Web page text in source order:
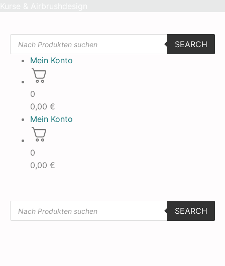
Products
search
SEARCH
Mein Konto
0
0,00 €
Mein Konto
0
0,00 €
Products
search
SEARCH